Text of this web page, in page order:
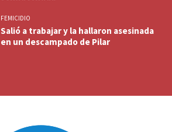
FEMICIDIO
Salió a trabajar y la hallaron asesinada
en un descampado de Pilar